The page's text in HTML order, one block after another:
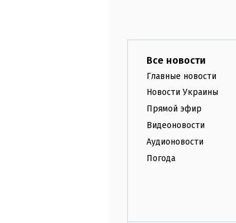
Все новости
Главные новости
Новости Украины
Прямой эфир
Видеоновости
Аудионовости
Погода